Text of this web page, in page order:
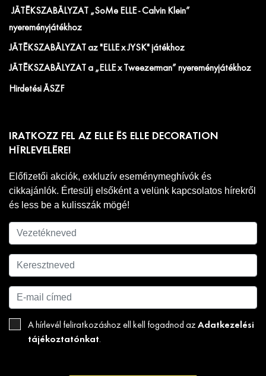
JÁTÉKSZABÁLYZAT „SoMe ELLE - Calvin Klein”
nyereményjátékhoz
JÁTÉKSZABÁLYZAT az "ELLE x JYSK" játékhoz
JÁTÉKSZABÁLYZAT a „ELLE x Tweezerman” nyereményjátékhoz
Hirdetési ÁSZF
IRATKOZZ FEL AZ ELLE ÉS ELLE DECORATION
HÍRLEVELÉRE!
Előfizetői akciók, exkluzív eseménymeghívók és
cikkajánlók. Értesülj elsőként a velünk kapcsolatos hírekről
és less be a kulisszák mögé!
A hírlevél feliratkozáshoz ell kell fogadnod az Adatkezelési
tájékoztatónkat.